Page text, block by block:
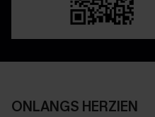
ONLANGS HERZIEN